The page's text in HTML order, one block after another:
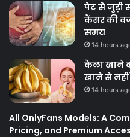
पेट से जुड़ी
कैंसर की
समय
14 hours
केला खाने
खाने से नहीं
14 hours
All OnlyFans Models: A
Pricing, and Premium